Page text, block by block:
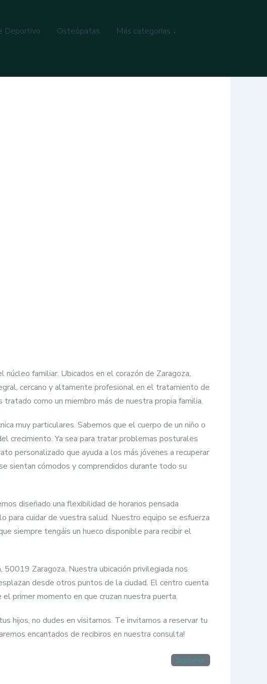
Deportivo Osteópatas
Más categorías ↓
familiar. Ubicados en el corazón de Zaragoza,
cercano y altamente profesional en el tratamiento de
como un miembro más de nuestra propia familia.
muy particulares. Sabemos que el cuerpo de un niño o
crecimiento. Ya sea para tratar problemas posturales
personalizado que ayuda a los más jóvenes a recuperar
sientan cómodos y comprendidos durante todo su
diseñado una flexibilidad de horarios pensada
para cuidar de vuestra salud. Nuestro equipo se esfuerza
siempre tengáis un hueco disponible para recibir el
Zaragoza. Nuestra ubicación privilegiada nos
desde otros puntos de la ciudad. El centro cuenta
primer momento en que cruzan nuestra puerta.
hijos, no dudes en visitarnos. Te invitamos a reservar tu
encantados de recibiros en nuestra consulta!
Siguiente